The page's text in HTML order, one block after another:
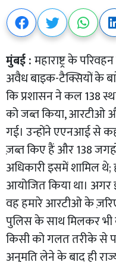
मुंबई :महाराष्ट्र के
अवैध बाइक-टैक्सियों के
कि प्रशासन ने कल 138
को जब्त किया, आरटीओ
गई। उन्होंने एएनआई से
ज़ब्त किए हैं और 138
अधिकारी इसमें शामिल
आयोजित किया था। अगर
वह हमारे आरटीओ के
पुलिस के साथ मिलकर भी
किसी को गलत तरीके से
अनुमति लेने के बाद ही